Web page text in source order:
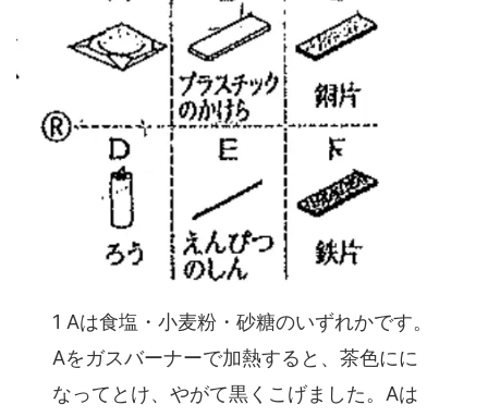
1 Aは食塩・小麦粉・砂糖のいずれかです。
Aをガスバーナーで加熱すると、茶色にに
なってとけ、やがて黒くこげました。Aは